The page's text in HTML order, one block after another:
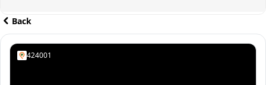
Back
424001